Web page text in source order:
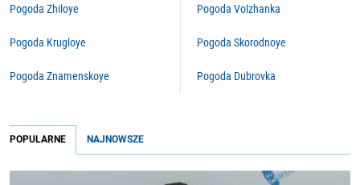
Pogoda Zhiloye
Pogoda Krugloye
Pogoda Znamenskoye
Pogoda Volzhanka
Pogoda Skorodnoye
Pogoda Dubrovka
POPULARNE NAJNOWSZE